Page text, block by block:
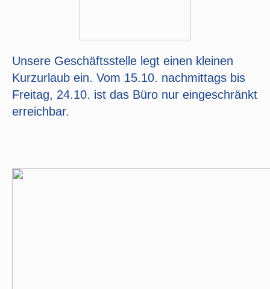
Unsere Geschäftsstelle legt einen kleinen
Kurzurlaub ein. Vom 15.10. nachmittags bis
Freitag, 24.10. ist das Büro nur eingeschränkt
erreichbar.